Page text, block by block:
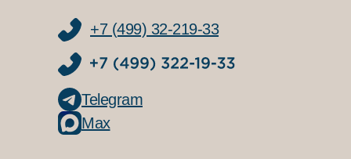
+7 (499) 32-219-33
Telegram
Max